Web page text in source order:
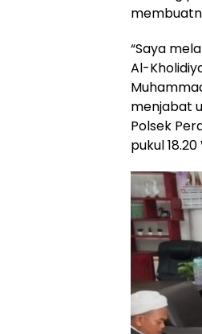
“Saya
Al-
menjabat
Polsek
pukul 18.20